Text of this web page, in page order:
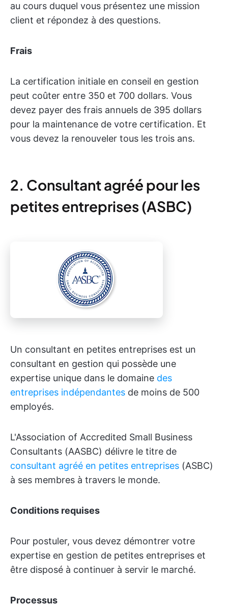
au cours duquel vous présentez une mission
client et répondez à des questions.
Frais
La certification initiale en conseil en gestion
peut coûter entre 350 et 700 dollars. Vous
devez payer des frais annuels de 395 dollars
pour la maintenance de votre certification. Et
vous devez la renouveler tous les trois ans.
2. Consultant agréé pour les
petites entreprises (ASBC)
Un consultant en petites entreprises est un
consultant en gestion qui possède une
expertise unique dans le domaine des
entreprises indépendantes de moins de 500
employés.
L'Association of Accredited Small Business
Consultants (AASBC) délivre le titre de
consultant agréé en petites entreprises (ASBC)
à ses membres à travers le monde.
Conditions requises
Pour postuler, vous devez démontrer votre
expertise en gestion de petites entreprises et
être disposé à continuer à servir le marché.
Processus